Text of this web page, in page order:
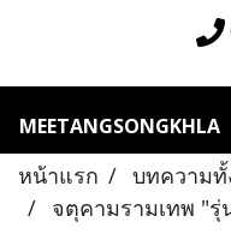
MEETANGSONGKHLA
หน้าแรก บทความ
จตุคามรามเทพ "